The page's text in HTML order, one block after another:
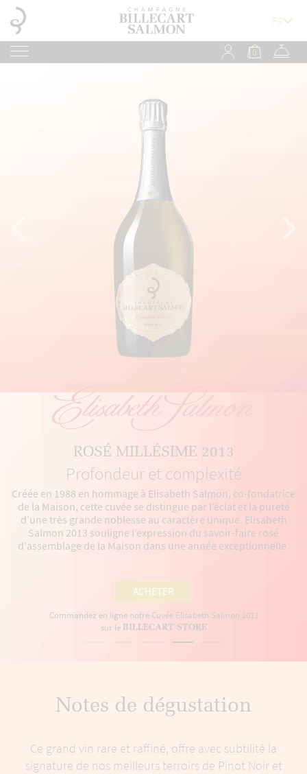
0
ROSÉ MILLÉSIME 2013
Profondeur et complexité
Créée en 1988 en hommage à Elisabeth Salmon, co-fondatrice
de la Maison, cette cuvée se distingue par l’éclat et la pureté
d’une très grande noblesse au caractère unique. Elisabeth
Salmon 2013 souligne l’expression du savoir-faire rosé
d'assemblage de la Maison dans une année exceptionnelle.
ACHETER
Commandez en ligne notre Cuvée Elisabeth Salmon 2013
sur le BILLECART STORE
Notes de dégustation
Ce grand vin rare et raffiné, offre avec subtilité la
signature de nos meilleurs terroirs de Pinot Noir et